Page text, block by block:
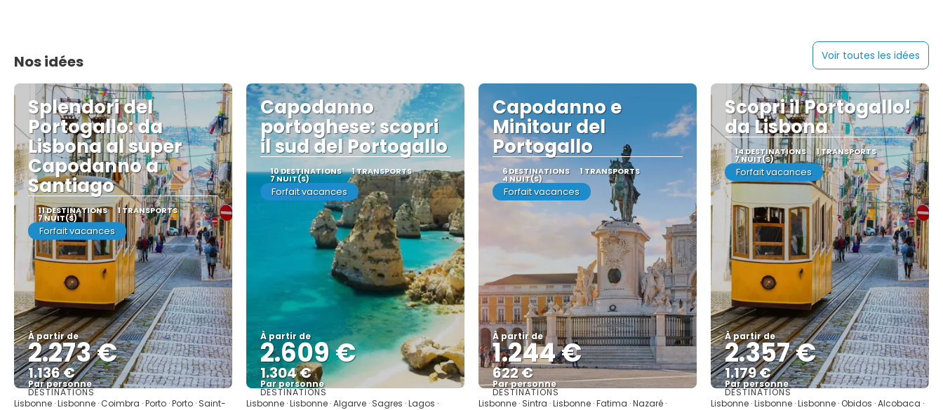
Nos idées Voir toutes les idées
Splendori del
Portogallo: da
Lisbona al super
Capodanno a
Santiago
11 DESTINATIONS 1 TRANSPORTS
7 NUIT(S)
Forfait vacances
À partir de
2.273 €
1.136 €
Par personne
Afficher
DESTINATIONS
Lisbonne · Lisbonne · Coimbra · Porto · Porto · Saint-
Capodanno
portoghese: scopri
il sud del Portogallo
10 DESTINATIONS 1 TRANSPORTS
7 NUIT(S)
Forfait vacances
À partir de
2.609 €
1.304 €
Par personne
Afficher
DESTINATIONS
Lisbonne · Lisbonne · Algarve · Sagres · Lagos ·
Capodanno e
Minitour del
Portogallo
6 DESTINATIONS 1 TRANSPORTS
4 NUIT(S)
Forfait vacances
À partir de
1.244 €
622 €
Par personne
Afficher
DESTINATIONS
Lisbonne · Sintra · Lisbonne · Fatima · Nazaré ·
Scopri il Portogallo!
da Lisbona
14 DESTINATIONS 1 TRANSPORTS
7 NUIT(S)
Forfait vacances
À partir de
2.357 €
1.179 €
Par personne
Afficher
DESTINATIONS
Lisbonne · Lisbonne · Lisbonne · Obidos · Alcobaca ·